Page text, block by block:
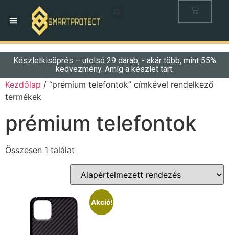
Készletkisöprés – utolsó 29 darab, - akár több, mint 55%
kedvezmény. Amíg a készlet tart.
Kezdőlap / “prémium telefontok” címkével rendelkező
termékek
prémium telefontok
Összesen 1 találat
Akció!